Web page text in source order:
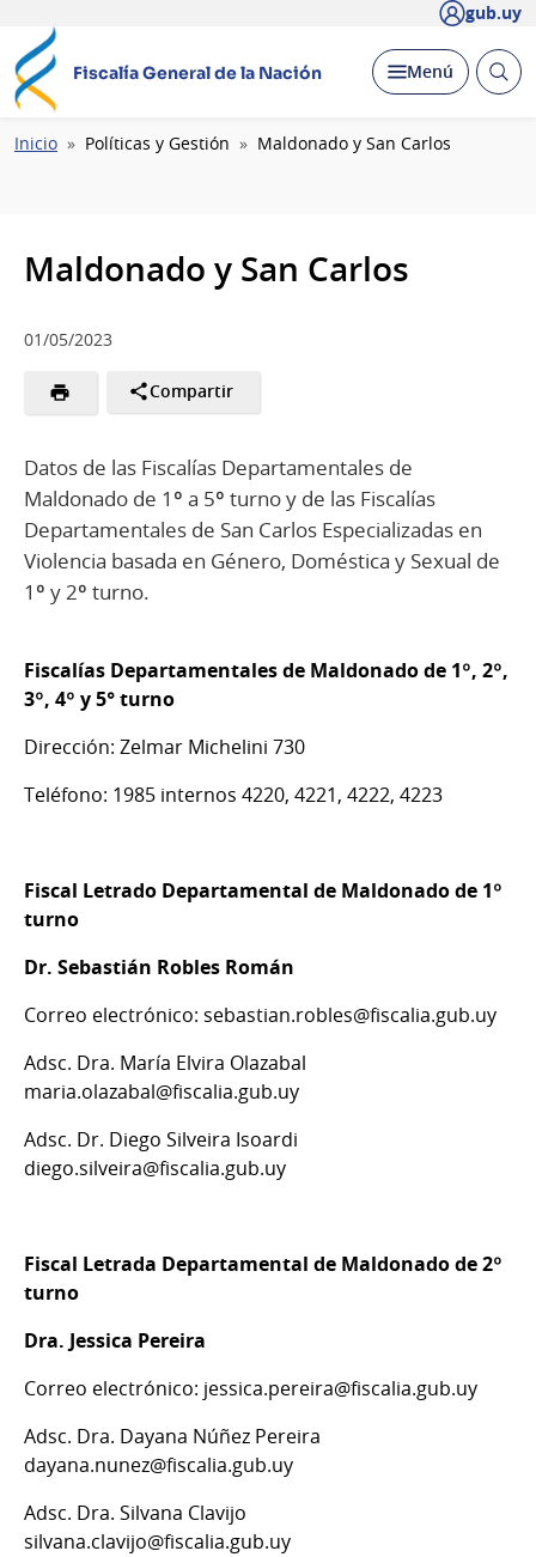
gub.uy
Fiscalía General de la Nación Desplegar
Menú Abrir
Ruta
Inicio Políticas y Gestión Maldonado y San Carlos
Maldonado y San Carlos
01/05/2023
Compartir
Datos de las Fiscalías Departamentales de
Maldonado de 1º a 5º turno y de las Fiscalías
Departamentales de San Carlos Especializadas en
Violencia basada en Género, Doméstica y Sexual de
1º y 2º turno.
Fiscalías Departamentales de Maldonado de 1º, 2º,
3º, 4º y 5° turno
Dirección: Zelmar Michelini 730
Teléfono: 1985 internos 4220, 4221, 4222, 4223
Fiscal Letrado Departamental de Maldonado de 1º
turno
Dr. Sebastián Robles Román
Correo electrónico: sebastian.robles@fiscalia.gub.uy
Adsc. Dra. María Elvira Olazabal
maria.olazabal@fiscalia.gub.uy
Adsc. Dr. Diego Silveira Isoardi
diego.silveira@fiscalia.gub.uy
Fiscal Letrada Departamental de Maldonado de 2º
turno
Dra. Jessica Pereira
Correo electrónico: jessica.pereira@fiscalia.gub.uy
Adsc. Dra. Dayana Núñez Pereira
dayana.nunez@fiscalia.gub.uy
Adsc. Dra. Silvana Clavijo
silvana.clavijo@fiscalia.gub.uy